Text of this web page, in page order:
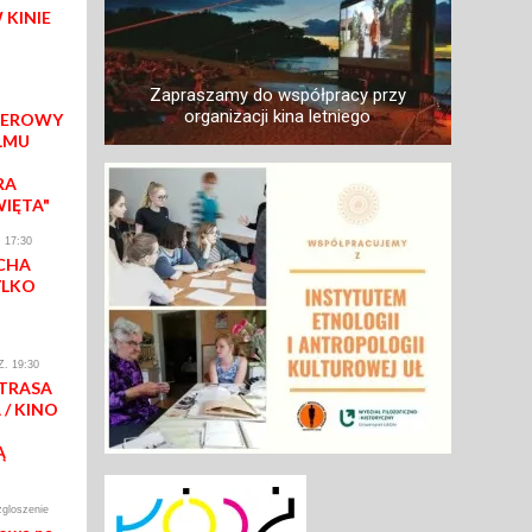
KINIE
17:30
19:30
/ KINO
Zapraszamy do współpracy przy
organizacji kina letniego